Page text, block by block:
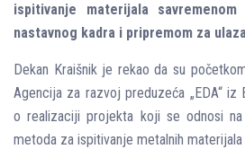
ispitivanje materijala
nastavnog kadra i pripremom za
Dekan Kraišnik je rekao da su
Agencija za razvoj preduzeća „EDA“ iz
o realizaciji projekta koji se odnosi
metoda za ispitivanje metalnih